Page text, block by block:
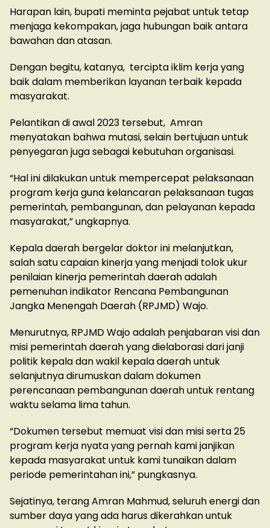
Harapan lain, bupati meminta pejabat untuk tetap
menjaga kekompakan, jaga hubungan baik antara
bawahan dan atasan.
Dengan begitu, katanya, tercipta iklim kerja yang
baik dalam memberikan layanan terbaik kepada
masyarakat.
Pelantikan di awal 2023 tersebut, Amran
menyatakan bahwa mutasi, selain bertujuan untuk
penyegaran juga sebagai kebutuhan organisasi.
“Hal ini dilakukan untuk mempercepat pelaksanaan
program kerja guna kelancaran pelaksanaan tugas
pemerintah, pembangunan, dan pelayanan kepada
masyarakat,” ungkapnya.
Kepala daerah bergelar doktor ini melanjutkan,
salah satu capaian kinerja yang menjadi tolok ukur
penilaian kinerja pemerintah daerah adalah
pemenuhan indikator Rencana Pembangunan
Jangka Menengah Daerah (RPJMD) Wajo.
Menurutnya, RPJMD Wajo adalah penjabaran visi dan
misi pemerintah daerah yang dielaborasi dari janji
politik kepala dan wakil kepala daerah untuk
selanjutnya dirumuskan dalam dokumen
perencanaan pembangunan daerah untuk rentang
waktu selama lima tahun.
“Dokumen tersebut memuat visi dan misi serta 25
program kerja nyata yang pernah kami janjikan
kepada masyarakat untuk kami tunaikan dalam
periode pemerintahan ini,” pungkasnya.
Sejatinya, terang Amran Mahmud, seluruh energi dan
sumber daya yang ada harus dikerahkan untuk